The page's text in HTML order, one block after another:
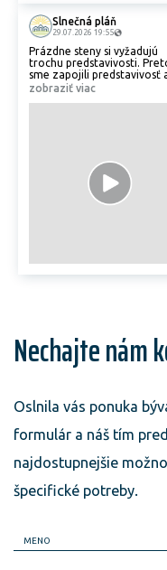
Slnečná pláň
29.07.2026 19:55
Prázdne steny si vyžadujú
trochu predstavivosti.
sme zapojili predstavivosť
pozreli sa na to, ako by v
zobraziť viac
Nechajte nám
Oslnila vás ponuka
formulár a náš tím
najdostupnejšie
špecifické potreby.
MENO